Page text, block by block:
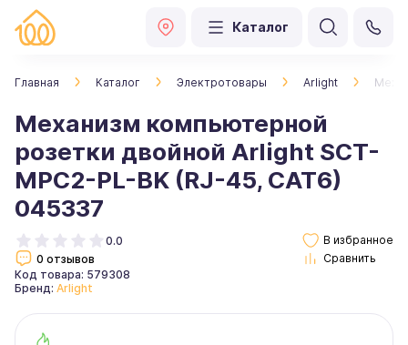
Каталог
Главная Каталог Электротовары Arlight
Механизм компьютерной
розетки двойной Arlight SCT-
MPC2-PL-BK (RJ-45, CAT6)
045337
0.0
0 отзывов
Код товара: 579308
Бренд: Arlight